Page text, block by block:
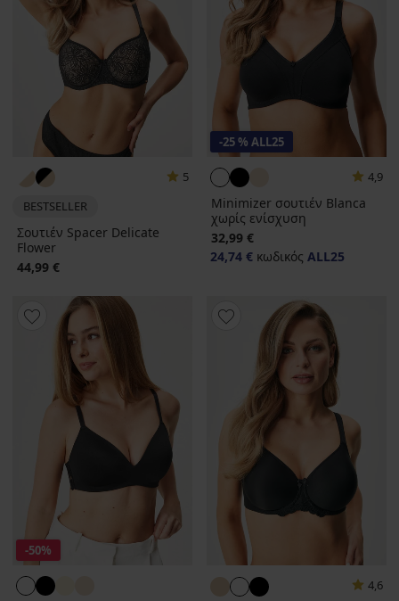
5
BESTSELLER
Σουτιέν Spacer Delicate
Flower
44,99 €
-25 % ALL25
4,9
Minimizer σουτιέν Blanca
χωρίς ενίσχυση
32,99 €
24,74 € κωδικός ALL25
-50%
4,6